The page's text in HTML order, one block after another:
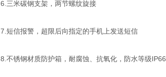
6.三米碳钢支架，两节螺纹旋接
7.短信报警，超限后向指定的手机上发送短信
8.不锈钢材质防护箱，耐腐蚀、抗氧化，防水等级IP66